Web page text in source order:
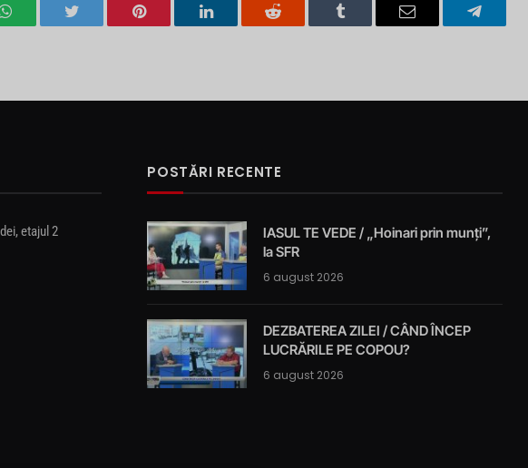
WhatsAppTwitter Pinterest LinkedIn Reddit Tumblr Email Telegram
etajul 2
POSTĂRI RECENTE
IASUL TE VEDE / „Hoinari prin munți”,
la SFR
6 august 2026
DEZBATEREA ZILEI / CÂND ÎNCEP
LUCRĂRILE PE COPOU?
6 august 2026